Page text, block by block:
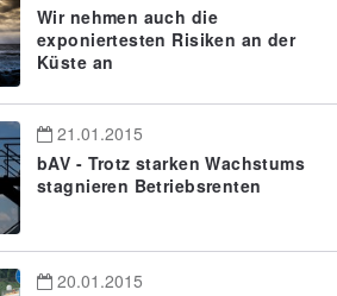
Wir nehmen auch die
exponiertesten Risiken an der
Küste an
21.01.2015
bAV - Trotz starken Wachstums
stagnieren Betriebsrenten
20.01.2015